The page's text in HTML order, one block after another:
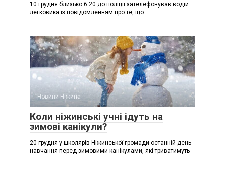
10 грудня близько 6:20 до поліції зателефонував водій
легковика із повідомленням про те, що
Новини Ніжина
Коли ніжинські учні ідуть на
зимові канікули?
20 грудня у школярів Ніжинської громади останній день
навчання перед зимовими канікулами, які триватимуть